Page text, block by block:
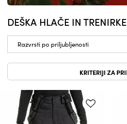
DEŠKA HLAČE IN
KRITERIJI ZA